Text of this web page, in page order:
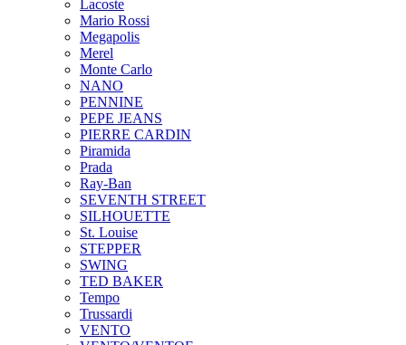
Lacoste
Mario Rossi
Megapolis
Merel
Monte Carlo
NANO
PENNINE
PEPE JEANS
PIERRE CARDIN
Piramida
Prada
Ray-Ban
SEVENTH STREET
SILHOUETTE
St. Louise
STEPPER
SWING
TED BAKER
Tempo
Trussardi
VENTO